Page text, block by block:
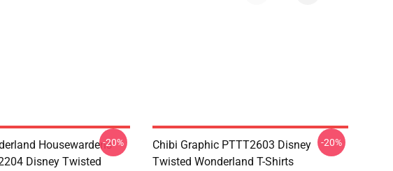
Housewardens
Disney Twisted
-20%
Chibi Graphic PTTT2603 Disney
Twisted Wonderland T-Shirts
-20%